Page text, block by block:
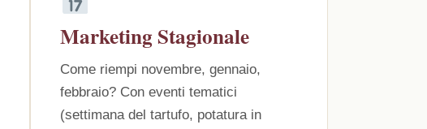
Marketing Stagionale
Come riempi novembre, gennaio,
febbraio? Con eventi tematici
(settimana del tartufo, potatura in